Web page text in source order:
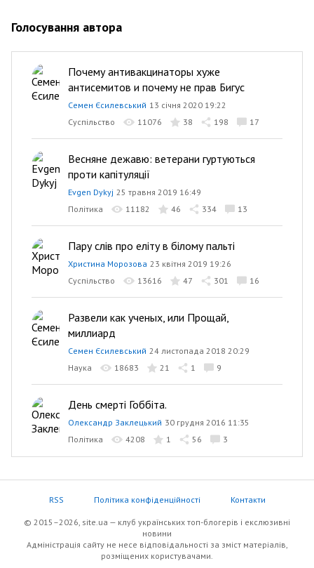
Голосування автора
Почему антивакцинаторы хуже
антисемитов и почему не прав Бигус
Семен Єсилевський 13 січня 2020 19:22
Суспільство
11076 38 198 17
Весняне дежавю: ветерани гуртуються
проти капітуляції
Evgen Dykyj 25 травня 2019 16:49
Політика
11182 46 334 13
Пару слів про еліту в білому пальті
Христина Морозова 23 квітня 2019 19:26
Суспільство
13616 47 301 16
Развели как ученых, или Прощай,
миллиард
Семен Єсилевський 24 листопада 2018 20:29
Наука
18683 21 1 9
День смерті Гоббіта.
Олександр Заклецький 30 грудня 2016 11:35
Політика
4208 1 56 3
RSS Політика конфіденційності Контакти
© 2015–2026, site.ua — клуб українських топ-блогерів i екслюзивнi
новини
Адміністрація сайту не несе відповідальності за зміст матеріалів,
розміщених користувачами.